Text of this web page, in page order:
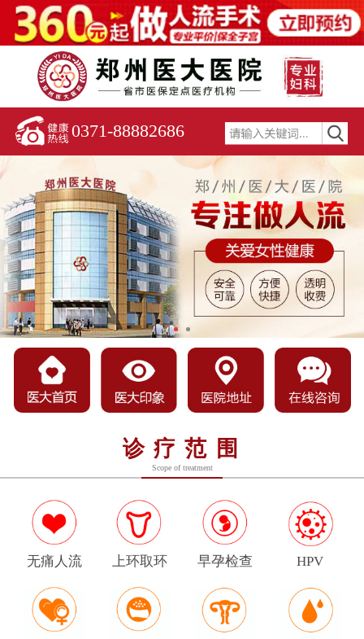
0371-88882686
诊疗范围
Scope of treatment
无痛人流 上环取环 早孕检查 HPV